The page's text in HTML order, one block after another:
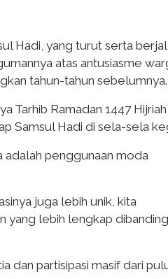
Hadi, yang turut serta
atas antusiasme
tahun-tahun sebelumnya.
Tarhib Ramadan 1447 Hijriah
Samsul Hadi di sela-sela
adalah penggunaan moda
juga lebih unik, kita
yang lebih lengkap
dan partisipasi masif dari